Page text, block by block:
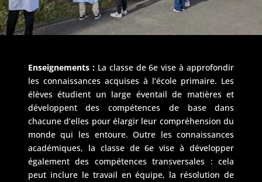
Enseignements :La classe de 6e vise à approfondir
les connaissances acquises à l’école primaire. Les
élèves étudient un large éventail de matières et
développent des compétences de base dans
chacune d’elles pour élargir leur compréhension du
monde qui les entoure. Outre les connaissances
académiques, la classe de 6e vise à développer
également des compétences transversales : cela
peut inclure le travail en équipe, la résolution de